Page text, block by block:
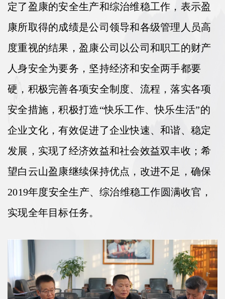
定了盈康的安全生产和综治维稳工作，表示盈
康所取得的成绩是公司领导和各级管理人员高
度重视的结果，盈康公司以公司和职工的财产
人身安全为要务，坚持经济和安全两手都要
硬，积极完善各项安全制度、流程，落实各项
安全措施，积极打造“快乐工作、快乐生活”的
企业文化，有效促进了企业快速、和谐、稳定
发展，实现了经济效益和社会效益双丰收；希
望白云山盈康继续保持优点，改进不足，确保
2019年度安全生产、综治维稳工作圆满收官，
实现全年目标任务。